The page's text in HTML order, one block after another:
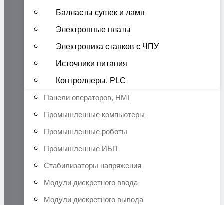
Балласты сушек и ламп
Электронные платы
Электроника станков с ЧПУ
Источники питания
Контроллеры, PLC
Панели операторов, HMI
Промышленные компьютеры
Промышленные роботы
Промышленные ИБП
Стабилизаторы напряжения
Модули дискретного ввода
Модули дискретного вывода